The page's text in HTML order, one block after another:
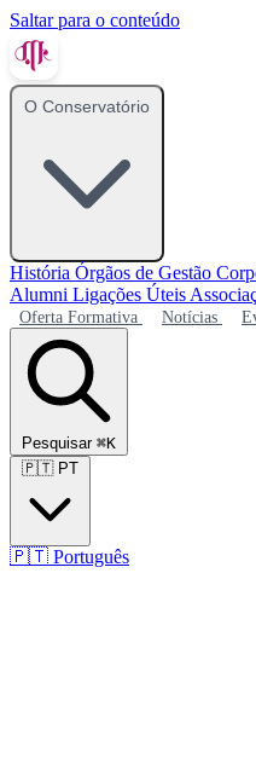
Saltar para o conteúdo
O Conservatório
História Órgãos de Gestão
Alumni Ligações Úteis
Oferta Formativa Notícias
Pesquisar ⌘K
🇵🇹 PT
🇵🇹 Português